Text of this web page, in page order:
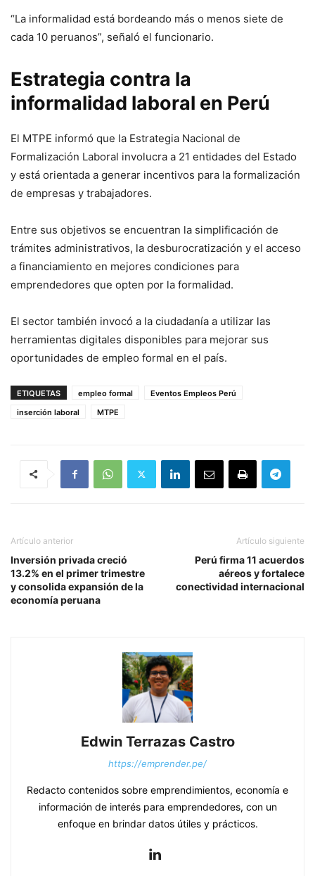
“La informalidad está bordeando más o menos siete de
cada 10 peruanos”, señaló el funcionario.
Estrategia contra la
informalidad laboral en Perú
El MTPE informó que la Estrategia Nacional de
Formalización Laboral involucra a 21 entidades del Estado
y está orientada a generar incentivos para la formalización
de empresas y trabajadores.
Entre sus objetivos se encuentran la simplificación de
trámites administrativos, la desburocratización y el acceso
a financiamiento en mejores condiciones para
emprendedores que opten por la formalidad.
El sector también invocó a la ciudadanía a utilizar las
herramientas digitales disponibles para mejorar sus
oportunidades de empleo formal en el país.
ETIQUETAS empleo formal
Eventos Empleos Perú
inserción laboral
MTPE
Artículo anterior
Inversión privada creció
13.2% en el primer trimestre
y consolida expansión de la
economía peruana
Artículo siguiente
Perú firma 11 acuerdos
aéreos y fortalece
conectividad internacional
Edwin Terrazas Castro
https://emprender.pe/
Redacto contenidos sobre emprendimientos, economía e
información de interés para emprendedores, con un
enfoque en brindar datos útiles y prácticos.